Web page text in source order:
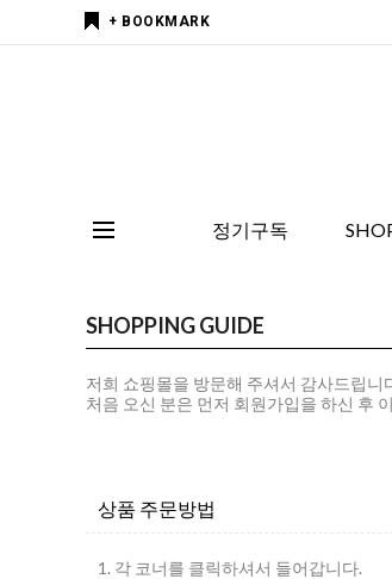
+ BOOKMARK
정기구독
SHOPPING GUIDE
저희 쇼핑몰을 방문해 주셔서 감사드립
처음 오신 분은 먼저 회원가입을 하신 후
상품 주문방법
1. 각 코너를 클릭하셔서 들어갑니다.